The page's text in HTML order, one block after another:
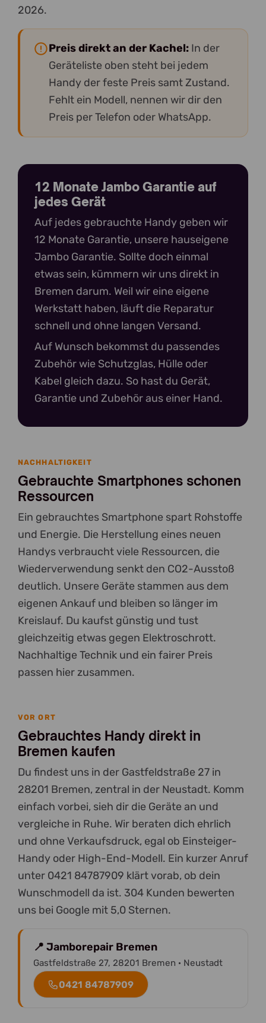
2026.
Preis direkt an der Kachel: In der
Geräteliste oben steht bei jedem
Handy der feste Preis samt Zustand.
Fehlt ein Modell, nennen wir dir den
Preis per Telefon oder WhatsApp.
12 Monate Jambo Garantie auf
jedes Gerät
Auf jedes gebrauchte Handy geben wir
12 Monate Garantie, unsere hauseigene
Jambo Garantie. Sollte doch einmal
etwas sein, kümmern wir uns direkt in
Bremen darum. Weil wir eine eigene
Werkstatt haben, läuft die Reparatur
schnell und ohne langen Versand.
Auf Wunsch bekommst du passendes
Zubehör wie Schutzglas, Hülle oder
Kabel gleich dazu. So hast du Gerät,
Garantie und Zubehör aus einer Hand.
NACHHALTIGKEIT
Gebrauchte Smartphones schonen
Ressourcen
Ein gebrauchtes Smartphone spart Rohstoffe
und Energie. Die Herstellung eines neuen
Handys verbraucht viele Ressourcen, die
Wiederverwendung senkt den CO2-Ausstoß
deutlich. Unsere Geräte stammen aus dem
eigenen Ankauf und bleiben so länger im
Kreislauf. Du kaufst günstig und tust
gleichzeitig etwas gegen Elektroschrott.
Nachhaltige Technik und ein fairer Preis
passen hier zusammen.
VOR ORT
Gebrauchtes Handy direkt in
Bremen kaufen
Du findest uns in der Gastfeldstraße 27 in
28201 Bremen, zentral in der Neustadt. Komm
einfach vorbei, sieh dir die Geräte an und
vergleiche in Ruhe. Wir beraten dich ehrlich
und ohne Verkaufsdruck, egal ob Einsteiger-
Handy oder High-End-Modell. Ein kurzer Anruf
unter 0421 84787909 klärt vorab, ob dein
Wunschmodell da ist. 304 Kunden bewerten
uns bei Google mit 5,0 Sternen.
📍 Jamborepair Bremen
Gastfeldstraße 27, 28201 Bremen · Neustadt
0421 84787909